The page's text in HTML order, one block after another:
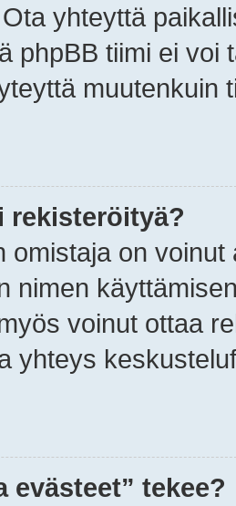
yhteyttä
phpBB tiimi ei
muutenkuin
rekisteröityä?
omistaja on
nimen
voinut ottaa
yhteys
evästeet” tekee?